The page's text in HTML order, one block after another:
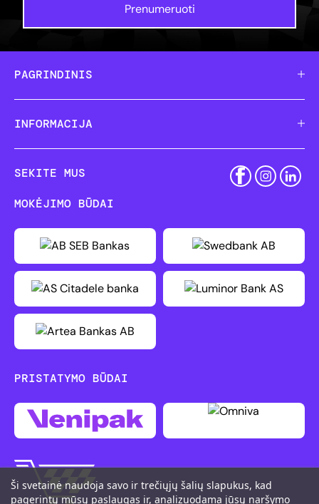
Prenumeruoti
PAGRINDINIS
INFORMACIJA
SEKITE MUS
Ši svetainė naudoja savo ir trečiųjų šalių slapukus, kad
pagerintų mūsų paslaugas ir, analizuodama jūsų naršymo
MOKĖJIMO BŪDAI
PRISTATYMO BŪDAI